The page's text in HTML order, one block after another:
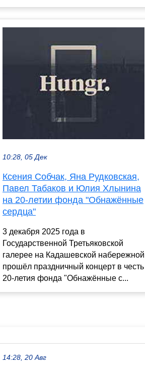
10:28, 05 Дек
Ксения Собчак, Яна Рудковская,
Павел Табаков и Юлия Хлынина
на 20-летии фонда "Обнажённые
сердца"
3 декабря 2025 года в
Государственной Третьяковской
галерее на Кадашевской набережной
прошёл праздничный концерт в честь
20-летия фонда "Обнажённые с...
14:28, 20 Авг